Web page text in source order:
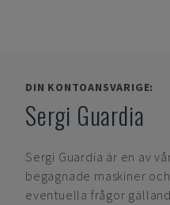
DIN KONTOANSVARIGE:
Sergi Guardia
Sergi Guardia är en av
begagnade maskiner
eventuella frågor